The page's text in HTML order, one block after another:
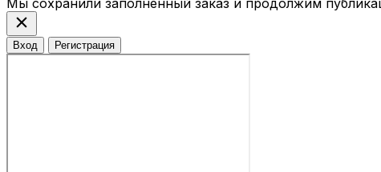
Мы сохранили заполненный заказ и продолжим
close
Вход Регистрация